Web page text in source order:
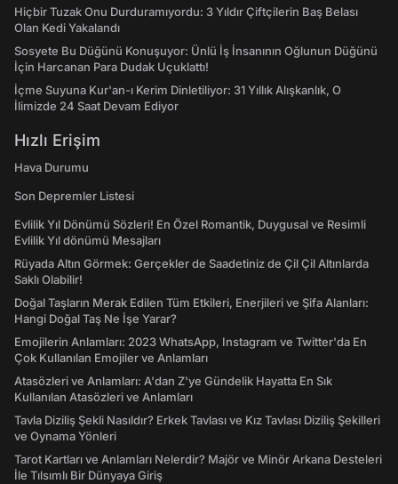
Hiçbir Tuzak Onu Durduramıyordu: 3 Yıldır Çiftçilerin Baş Belası
Olan Kedi Yakalandı
Sosyete Bu Düğünü Konuşuyor: Ünlü İş İnsanının Oğlunun Düğünü
İçin Harcanan Para Dudak Uçuklattı!
İçme Suyuna Kur'an-ı Kerim Dinletiliyor: 31 Yıllık Alışkanlık, O
İlimizde 24 Saat Devam Ediyor
Hızlı Erişim
Hava Durumu
Son Depremler Listesi
Evlilik Yıl Dönümü Sözleri! En Özel Romantik, Duygusal ve Resimli
Evlilik Yıl dönümü Mesajları
Rüyada Altın Görmek: Gerçekler de Saadetiniz de Çil Çil Altınlarda
Saklı Olabilir!
Doğal Taşların Merak Edilen Tüm Etkileri, Enerjileri ve Şifa Alanları:
Hangi Doğal Taş Ne İşe Yarar?
Emojilerin Anlamları: 2023 WhatsApp, Instagram ve Twitter'da En
Çok Kullanılan Emojiler ve Anlamları
Atasözleri ve Anlamları: A'dan Z'ye Gündelik Hayatta En Sık
Kullanılan Atasözleri ve Anlamları
Tavla Diziliş Şekli Nasıldır? Erkek Tavlası ve Kız Tavlası Diziliş Şekilleri
ve Oynama Yönleri
Tarot Kartları ve Anlamları Nelerdir? Majör ve Minör Arkana Desteleri
İle Tılsımlı Bir Dünyaya Giriş